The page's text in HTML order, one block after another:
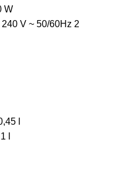
W
V ~ 50/60Hz 2
l
l